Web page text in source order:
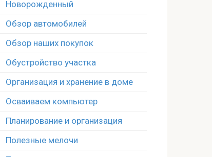
Новорожденный
Обзор автомобилей
Обзор наших покупок
Обустройство участка
Организация и хранение в доме
Осваиваем компьютер
Планирование и организация
Полезные мелочи